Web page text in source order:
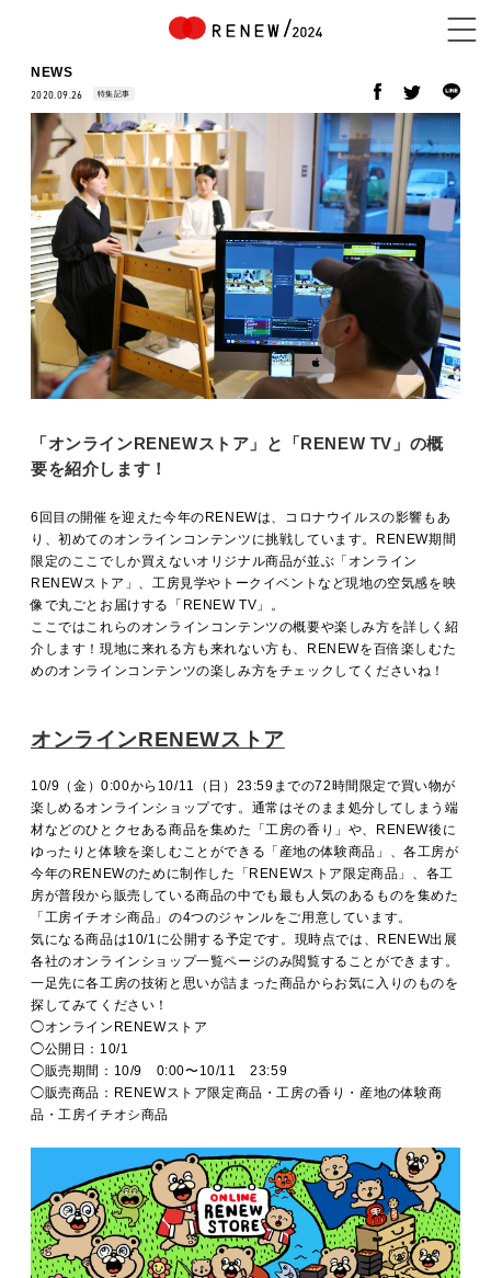
NEWS
ABOUT
CONTENTS
ACCESS / STAY
NEWS
2020.09.26 特集記事
「オンラインRENEWストア」と「RENEW TV」の概
要を紹介します！
6回目の開催を迎えた今年のRENEWは、コロナウイルスの影響もあ
り、初めてのオンラインコンテンツに挑戦しています。RENEW期間
限定のここでしか買えないオリジナル商品が並ぶ「オンライン
RENEWストア」、工房見学やトークイベントなど現地の空気感を映
像で丸ごとお届けする「RENEW TV」。
ここではこれらのオンラインコンテンツの概要や楽しみ方を詳しく紹
介します！現地に来れる方も来れない方も、RENEWを百倍楽しむた
めのオンラインコンテンツの楽しみ方をチェックしてくださいね！
オンラインRENEWストア
10/9（金）0:00から10/11（日）23:59までの72時間限定で買い物が
楽しめるオンラインショップです。通常はそのまま処分してしまう端
材などのひとクセある商品を集めた「工房の香り」や、RENEW後に
ゆったりと体験を楽しむことができる「産地の体験商品」、各工房が
今年のRENEWのために制作した「RENEWストア限定商品」、各工
房が普段から販売している商品の中でも最も人気のあるものを集めた
「工房イチオシ商品」の4つのジャンルをご用意しています。
気になる商品は10/1に公開する予定です。現時点では、RENEW出展
各社のオンラインショップ一覧ページのみ閲覧することができます。
一足先に各工房の技術と思いが詰まった商品からお気に入りのものを
探してみてください！
◯オンラインRENEWストア
◯公開日：10/1
◯販売期間：10/9 0:00〜10/11 23:59
◯販売商品：RENEWストア限定商品・工房の香り・産地の体験商
品・工房イチオシ商品